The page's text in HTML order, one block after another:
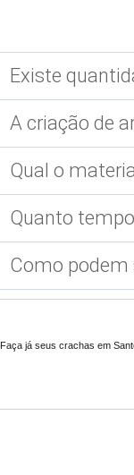
Existe
A criação de
Qual o
Quanto
Como podem
Faça já seus crachas em